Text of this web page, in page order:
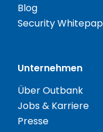
Blog
Security
Unternehmen
Über Outbank
Jobs & Karriere
Presse